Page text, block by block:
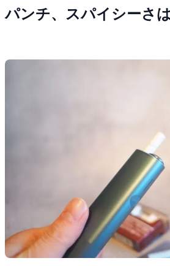
パンチ、スパイシーさ